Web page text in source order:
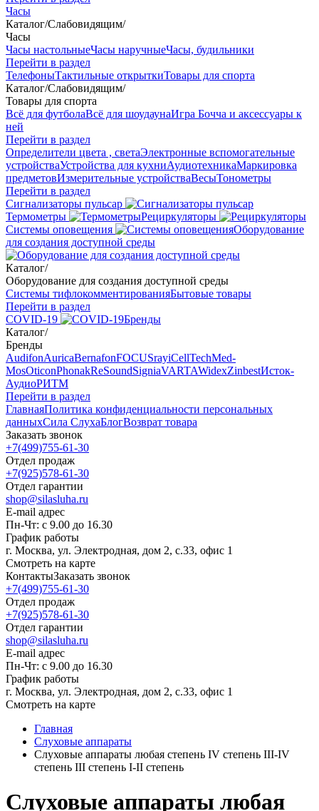
Часы
Каталог/Слабовидящим/
Часы
Часы настольныеЧасы наручныеЧасы, будильники
Перейти в раздел
ТелефоныТактильные открыткиТовары для спорта
Каталог/Слабовидящим/
Товары для спорта
Всё для футболаВсё для шоудаунаИгра Бочча и аксессуары к
ней
Перейти в раздел
Определители цвета , светаЭлектронные вспомогательные
устройстваУстройства для кухниАудиотехникаМаркировка
предметовИзмерительные устройстваВесыТонометры
Перейти в раздел
Сигнализаторы пульсар
Термометры
Рециркуляторы
Cистемы оповещения
Оборудование
для создания доступной среды
Каталог/
Оборудование для создания доступной среды
Системы тифлокомментированияБытовые товары
Перейти в раздел
COVID-19
Бренды
Каталог/
Бренды
AudifonAuricaBernafonFOCUSrayiCellTechMed-
MosOticonPhonakReSoundSigniaVARTAWidexZinbestИсток-
АудиоРИТМ
Перейти в раздел
ГлавнаяПолитика конфиденциальности персональных
данныхСила СлухаБлогВозврат товара
Заказать звонок
+7(499)755-61-30
Отдел продаж
+7(925)578-61-30
Отдел гарантии
shop@silasluha.ru
E-mail адрес
Пн-Чт: с 9.00 до 16.30
График работы
г. Москва, ул. Электродная, дом 2, с.33, офис 1
Смотреть на карте
КонтактыЗаказать звонок
+7(499)755-61-30
Отдел продаж
+7(925)578-61-30
Отдел гарантии
shop@silasluha.ru
E-mail адрес
Пн-Чт: с 9.00 до 16.30
График работы
г. Москва, ул. Электродная, дом 2, с.33, офис 1
Смотреть на карте
Главная
Слуховые аппараты
Слуховые аппараты любая степень IV степень III-IV
степень III степень I-II степень
Слуховые аппараты любая